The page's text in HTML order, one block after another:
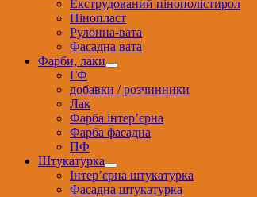
Екструдований пінополістирол
Пінопласт
Рулонна-вата
Фасадна вата
Фарби, лаки
ГФ
добавки / розчинники
Лак
Фарба інтер’єрна
Фарба фасадна
ПФ
Штукатурка
Інтер’єрна штукатурка
Фасадна штукатурка